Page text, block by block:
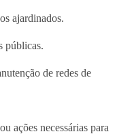
ajardinados.
públicas.
de redes de
ações necessárias para